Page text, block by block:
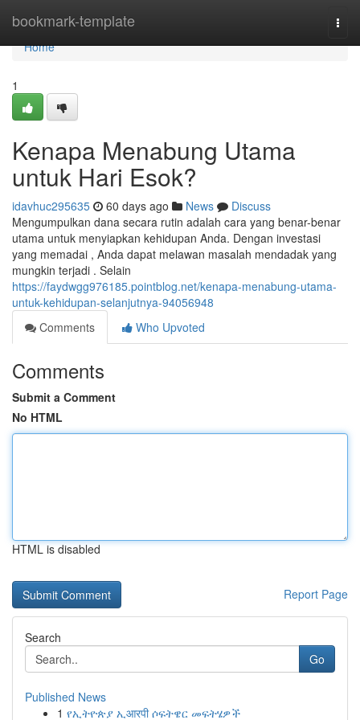
bookmark-template
Home
Home
1
Kenapa Menabung Utama
untuk Hari Esok?
idavhuc295635 60 days ago News
Discuss
Mengumpulkan dana secara rutin adalah cara yang benar-benar
utama untuk menyiapkan kehidupan Anda. Dengan investasi
yang memadai , Anda dapat melawan masalah mendadak yang
mungkin terjadi . Selain
https://faydwgg976185.pointblog.net/kenapa-menabung-utama-
untuk-kehidupan-selanjutnya-94056948
Comments
Who Upvoted
Comments
Submit a Comment
No HTML
HTML is disabled
Report Page
Search
Go
Published News
1 የኢትዮጵያ ኢआरपी ሶፍትዌር መፍትሄዎች